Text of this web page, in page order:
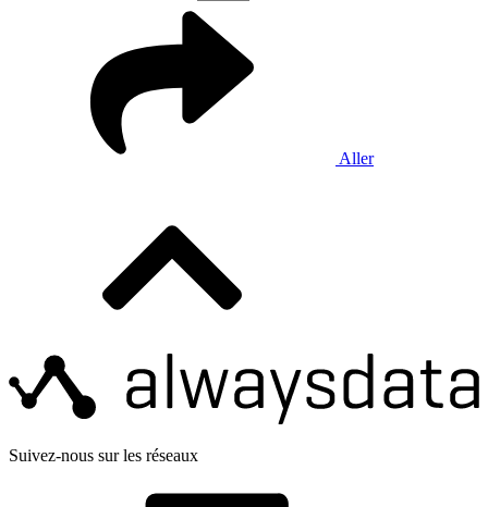
Aller
Suivez-nous sur les réseaux